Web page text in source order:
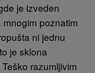
je izveden
poznatim
ni jednu
je sklona
razumljivim